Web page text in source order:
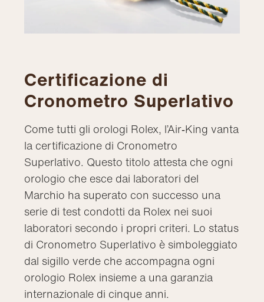
Certificazione di
Cronometro Superlativo
Come tutti gli orologi Rolex, l’Air‑King vanta
la certificazione di Cronometro
Superlativo. Questo titolo attesta che ogni
orologio che esce dai laboratori del
Marchio ha superato con successo una
serie di test condotti da Rolex nei suoi
laboratori secondo i propri criteri. Lo status
di Cronometro Superlativo è simboleggiato
dal sigillo verde che accompagna ogni
orologio Rolex insieme a una garanzia
internazionale di cinque anni.